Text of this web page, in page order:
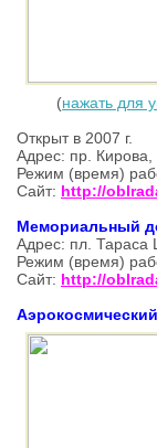
(нажать для
Открыт в 2007 г.
Адрес: пр. Кирова,
Режим (время)
Сайт: http://
Мемориальный
Адрес: пл. Тараса
Режим (время)
Сайт: http://